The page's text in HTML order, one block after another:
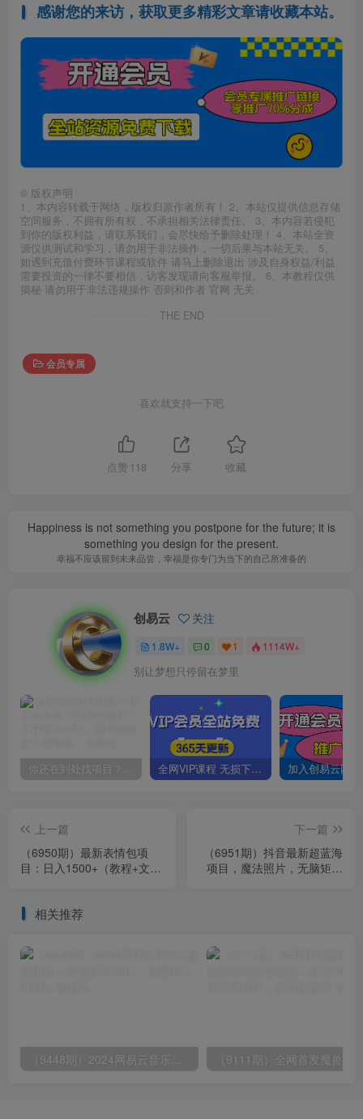
感谢您的来访，获取更多精彩文章请收藏本站。
© 版权声明
1、本内容转载于网络，版权归原作者所有！ 2、本站仅提供信息存储
空间服务，不拥有所有权，不承担相关法律责任。 3、本内容若侵犯
到你的版权利益，请联系我们，会尽快给予删除处理！ 4、本站全资
源仅供测试和学习，请勿用于非法操作，一切后果与本站无关。 5、
如遇到充值付费环节课程或软件 请马上删除退出 涉及自身权益/利益
需要投资的一律不要相信，访客发现请向客服举报。 6、本教程仅供
揭秘 请勿用于非法违规操作 否则和作者 官网 无关
THE END
会员专属
喜欢就支持一下吧
点赞 118 分享 收藏
Happiness is not something you postpone for the future; it is
something you design for the present.
幸福不应该留到未来品尝，幸福是你专门为当下的自己所准备的
创易云 关注
1.8W+ 0 1 1114W+
别让梦想只停留在梦里
你还在到处找项目？还在当韭菜？我靠卖项目一个月收入5万+，曾经我也是个失败者。 全网VIP课程 无损下载~
上一篇
（6950期）最新表情包项
目：日入1500+（教程+文案
下一篇
（6951期）抖音最新超蓝海
项目，魔法照片，无脑矩阵
相关推荐